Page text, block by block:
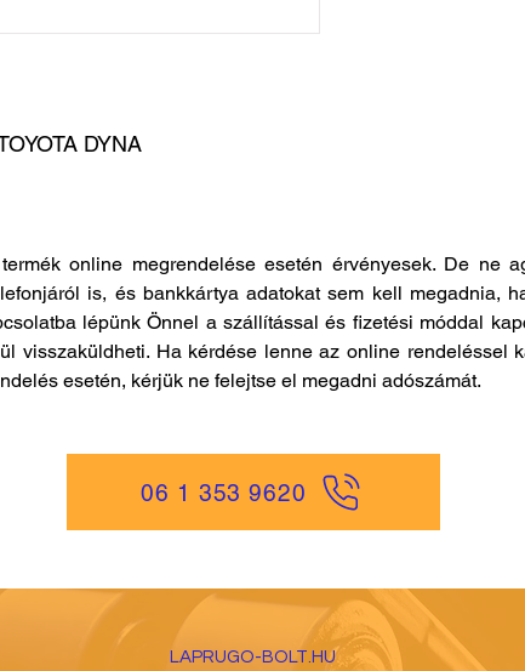
DYNA
online megrendelése esetén érvényesek. De ne
is, és bankkártya adatokat sem kell megadnia,
lépünk Önnel a szállítással és fizetési móddal
visszaküldheti. Ha kérdése lenne az online rendeléssel
esetén, kérjük ne felejtse el megadni adószámát.
06 1 353 9620
LAPRUGO-BOLT.HU